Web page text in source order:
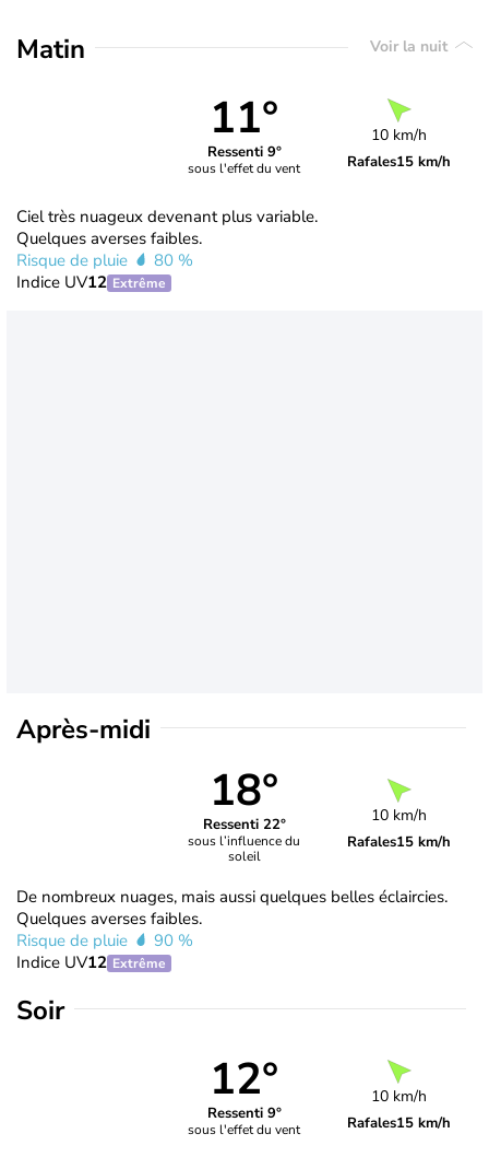
Matin Voir la nuit
11°
Ressenti 9°
sous l'effet du vent
10 km/h
Rafales15 km/h
Ciel très nuageux devenant plus variable.
Quelques averses faibles.
Risque de pluie
80 %
Indice UV12 Extrême
Après-midi
18°
Ressenti 22°
sous l’influence du
soleil
10 km/h
Rafales15 km/h
De nombreux nuages, mais aussi quelques belles éclaircies.
Quelques averses faibles.
Risque de pluie
90 %
Indice UV12 Extrême
Soir
12°
Ressenti 9°
sous l'effet du vent
10 km/h
Rafales15 km/h